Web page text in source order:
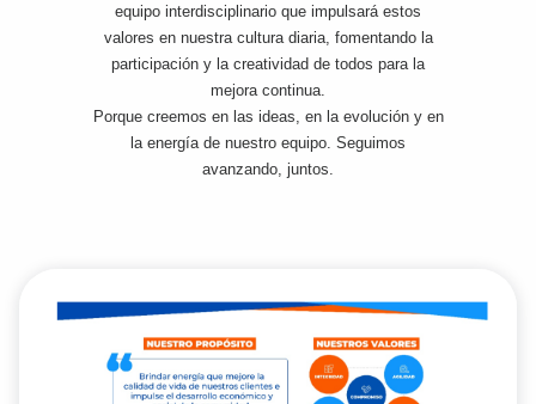
equipo interdisciplinario que impulsará estos
valores en nuestra cultura diaria, fomentando la
participación y la creatividad de todos para la
mejora continua.
Porque creemos en las ideas, en la evolución y en
la energía de nuestro equipo. Seguimos
avanzando, juntos.